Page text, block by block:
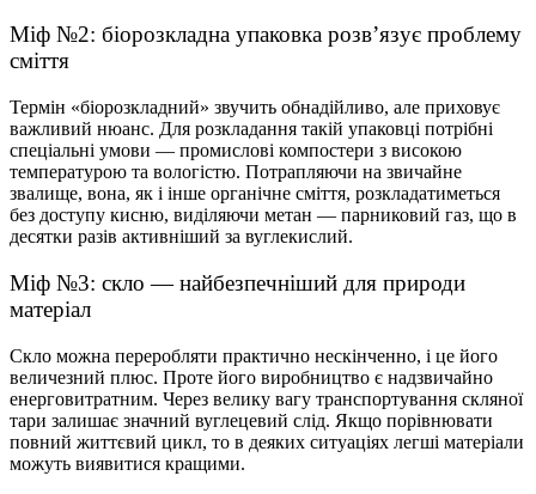
Міф №2: біорозкладна упаковка розв’язує проблему
сміття
Термін «біорозкладний» звучить обнадійливо, але приховує
важливий нюанс. Для розкладання такій упаковці потрібні
спеціальні умови — промислові компостери з високою
температурою та вологістю. Потрапляючи на звичайне
звалище, вона, як і інше органічне сміття, розкладатиметься
без доступу кисню, виділяючи метан — парниковий газ, що в
десятки разів активніший за вуглекислий.
Міф №3: скло — найбезпечніший для природи
матеріал
Скло можна переробляти практично нескінченно, і це його
величезний плюс. Проте його виробництво є надзвичайно
енерговитратним. Через велику вагу транспортування скляної
тари залишає значний вуглецевий слід. Якщо порівнювати
повний життєвий цикл, то в деяких ситуаціях легші матеріали
можуть виявитися кращими.